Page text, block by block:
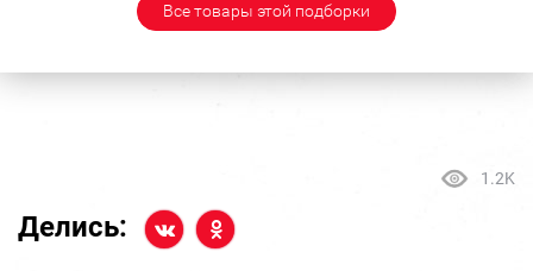
Все товары этой подборки
1.2K
Делись: